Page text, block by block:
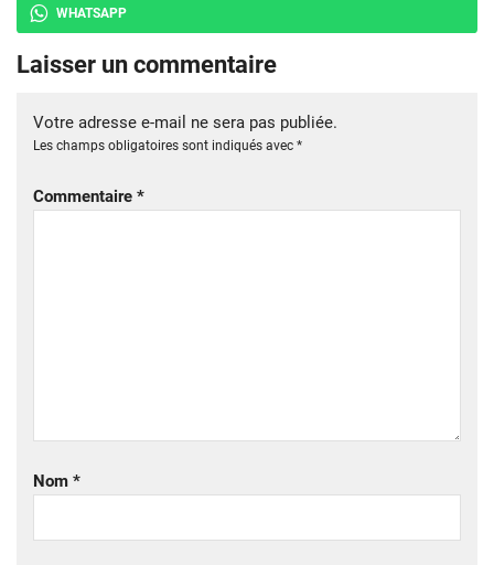
WHATSAPP
Laisser un commentaire
Votre adresse e-mail ne sera pas publiée.
Les champs obligatoires sont indiqués avec *
Commentaire *
Nom *